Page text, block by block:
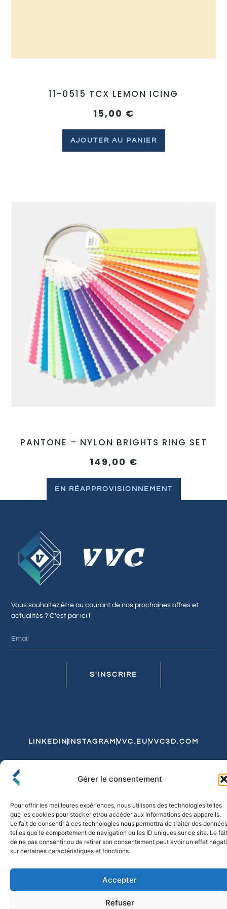
Gérer le consentement
Pour offrir les meilleures expériences, nous utilisons des technologies telles
que les cookies pour stocker et/ou accéder aux informations des appareils.
Le fait de consentir à ces technologies nous permettra de traiter des données
telles que le comportement de navigation ou les ID uniques sur ce site. Le fait
de ne pas consentir ou de retirer son consentement peut avoir un effet
sur certaines caractéristiques et fonctions.
Accepter
Refuser
11-0515 TCX LEMON ICING
15,00 €
AJOUTER AU PANIER
PANTONE – NYLON BRIGHTS RING SET
149,00 €
EN RÉAPPROVISIONNEMENT
Vous souhaitez être au courant de nos prochaines offres et
actualités ? C’est par ici !
S'INSCRIRE
LINKEDIN INSTAGRAM VVC.EU VVC3D.COM
Politique de Confidentialité et de CookiesExpédition et Livraison
© 2026 FLO & CO. All Rights Reserved